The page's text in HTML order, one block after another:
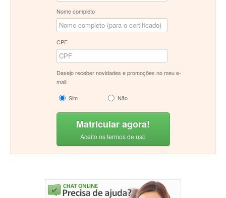
Nome completo
CPF
Desejo receber novidades e promoções no meu e-
mail:
Sim
Não
Matricular agora!
Aceito os termos de uso